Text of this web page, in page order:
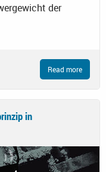
der
Read more
in